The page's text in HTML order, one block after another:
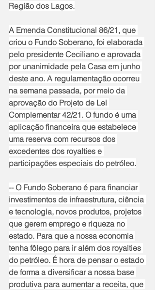
Região dos Lagos.
A Emenda Constitucional 86/21, que
criou o Fundo Soberano, foi elaborada
pelo presidente Ceciliano e aprovada
por unanimidade pela Casa em junho
deste ano. A regulamentação ocorreu
na semana passada, por meio da
aprovação do Projeto de Lei
Complementar 42/21. O fundo é uma
aplicação financeira que estabelece
uma reserva com recursos dos
excedentes dos royalties e
participações especiais do petróleo.
-- O Fundo Soberano é para financiar
investimentos de infraestrutura, ciência
e tecnologia, novos produtos, projetos
que gerem emprego e riqueza no
estado. Para que a nossa economia
tenha fôlego para ir além dos royalties
do petróleo. É hora de pensar o estado
de forma a diversificar a nossa base
produtiva para aumentar a receita, que